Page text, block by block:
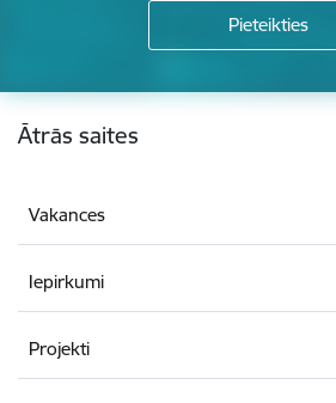
Kājene
Ātrās saites
Vakances
Iepirkumi
Projekti